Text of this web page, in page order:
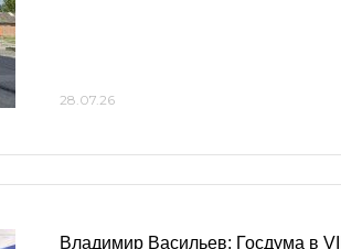
28.07.26
Владимир Васильев: Госдума в VIII